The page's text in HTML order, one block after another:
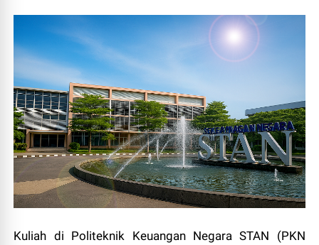
Kuliah di Politeknik Keuangan Negara STAN (PKN